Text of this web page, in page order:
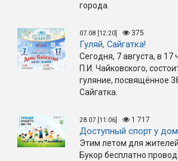
города.
07.08 [12:20] 375
Гуляй, Сайгатка!
Сегодня, 7 августа, в
П.И. Чайковского,
гуляние, посвящённое
Сайгатка.
28.07 [11:06] 1 717
Доступный спорт у
Этим летом для
Букор бесплатно